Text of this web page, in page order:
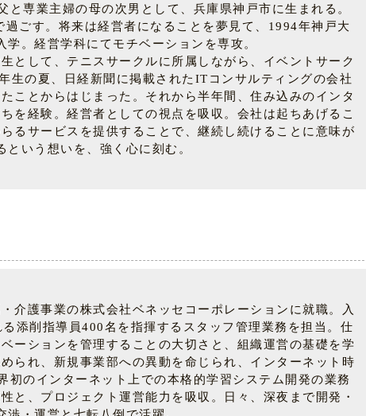
と専業主婦の母の次男として、兵庫県神戸市に生まれる。
過ごす。将来は経営者になることを夢見て、1994年神戸大
学。経営学科にてモチベーションを専攻。
として、テニスサークルに所属しながら、イベントサーク
生の夏、日経新聞に掲載されたITコンサルティングの会社
ことからはじまった。それから半年間、住み込みのインタ
を経験。経営者としての視点を吸収。会社は起ちあげるこ
るサービスを提供することで、継続し続けることに意味が
という想いを、強く心に刻む。
介護事業の株式会社ベネッセコーポレーションに就職。入
添削指導員400名を指揮するスタッフ管理業務を担当。仕
ーションを管理することの大切さと、組織運営の基礎を学
られ、新規事業部への異動を命じられ、インターネット時
初のインターネット上での本格的学習システム開発の業務
と、プロジェクト運営能力を吸収。日々、深夜まで開発・